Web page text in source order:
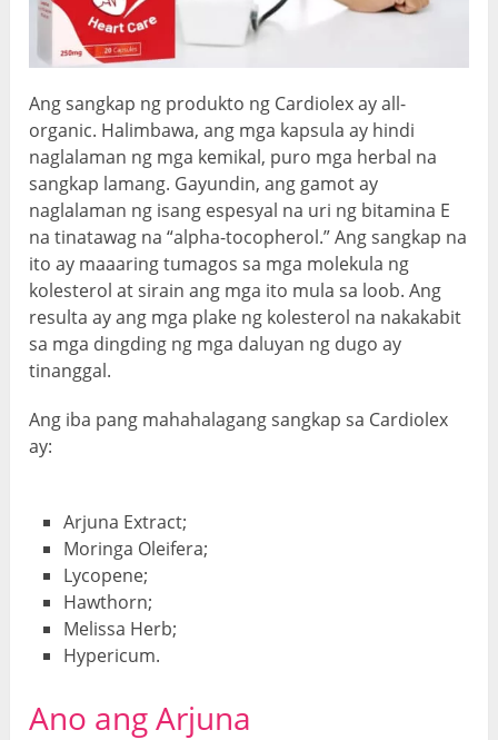
Ang sangkap ng produkto ng Cardiolex ay all-
organic. Halimbawa, ang mga kapsula ay hindi
naglalaman ng mga kemikal, puro mga herbal na
sangkap lamang. Gayundin, ang gamot ay
naglalaman ng isang espesyal na uri ng bitamina E
na tinatawag na “alpha-tocopherol.” Ang sangkap na
ito ay maaaring tumagos sa mga molekula ng
kolesterol at sirain ang mga ito mula sa loob. Ang
resulta ay ang mga plake ng kolesterol na nakakabit
sa mga dingding ng mga daluyan ng dugo ay
tinanggal.
Ang iba pang mahahalagang sangkap sa Cardiolex
ay:
Arjuna Extract;
Moringa Oleifera;
Lycopene;
Hawthorn;
Melissa Herb;
Hypericum.
Ano ang Arjuna